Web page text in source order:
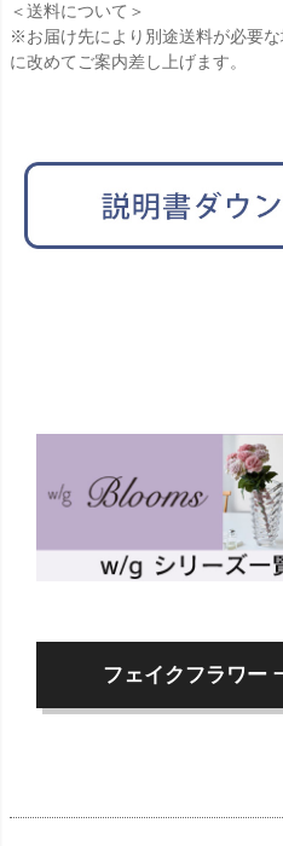
＜送料について＞
※お届け先により別途送料が必要
に改めてご案内差し上げます。
フェイクフラワー